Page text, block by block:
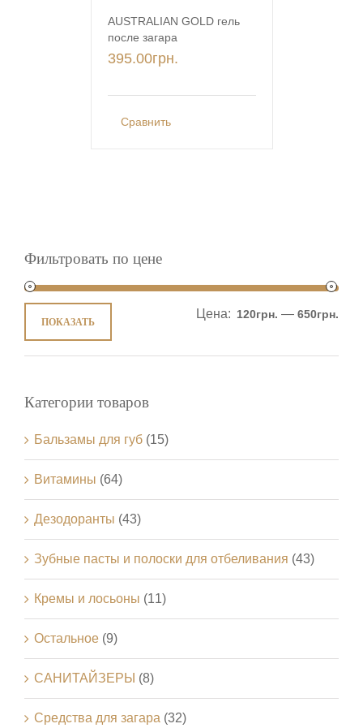
AUSTRALIAN GOLD гель
после загара
395.00грн.
Сравнить
Фильтровать по цене
ПОКАЗАТЬ
Цена: 120грн. — 650грн.
Категории товаров
Бальзамы для губ (15)
Витамины (64)
Дезодоранты (43)
Зубные пасты и полоски для отбеливания (43)
Кремы и лосьоны (11)
Остальное (9)
САНИТАЙЗЕРЫ (8)
Средства для загара (32)